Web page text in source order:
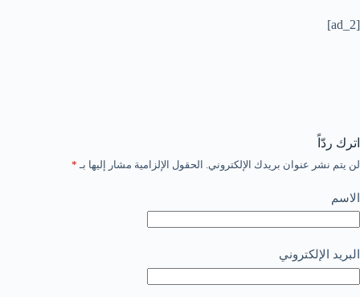
[ad_2]
اترك ردّاً
لن يتم نشر عنوان بريدك الإلكتروني. الحقول الإلزامية مشار إليها بـ *
الاسم
البريد الإلكتروني